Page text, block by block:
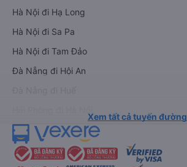
Hà Nội đi Hạ Long
Hà Nội đi Sa Pa
Hà Nội đi Tam Đảo
Đà Nẵng đi Hội An
Xem tất cả tuyến đường